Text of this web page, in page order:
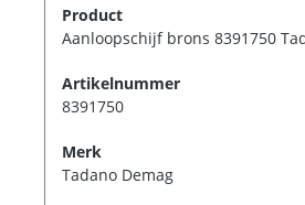
Product
Aanloopschijf brons 8391750
Artikelnummer
8391750
Merk
Tadano Demag